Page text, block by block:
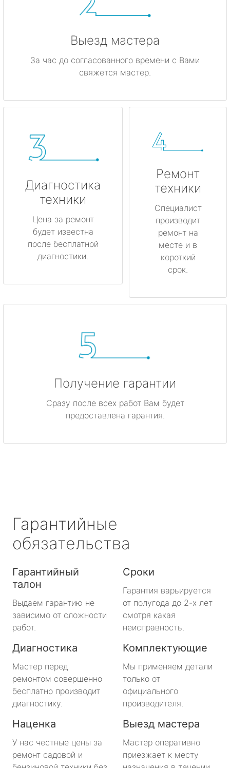
Выезд мастера
За час до согласованного времени с Вами
свяжется мастер.
Диагностика
техники
Цена за ремонт
будет известна
после бесплатной
диагностики.
Ремонт
техники
Специалист
производит
ремонт на
месте и в
короткий
срок.
Получение гарантии
Сразу после всех работ Вам будет
предоставлена гарантия.
Гарантийные
обязательства
Гарантийный
талон
Выдаем гарантию не
зависимо от сложности
работ.
Сроки
Гарантия варьируется
от полугода до 2-х лет
смотря какая
неисправность.
Диагностика
Мастер перед
ремонтом совершенно
бесплатно производит
диагностику.
Комплектующие
Мы применяем детали
только от
официального
производителя.
Наценка
У нас честные цены за
ремонт садовой и
Выезд мастера
Мастер оперативно
приезжает к месту